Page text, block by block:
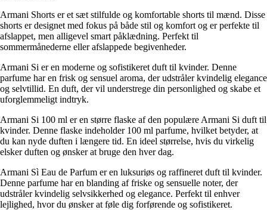
Armani Shorts er et sæt stilfulde og komfortable shorts til mænd. Disse
shorts er designet med fokus på både stil og komfort og er perfekte til
afslappet, men alligevel smart påklædning. Perfekt til
sommermånederne eller afslappede begivenheder.
Armani Si er en moderne og sofistikeret duft til kvinder. Denne
parfume har en frisk og sensuel aroma, der udstråler kvindelig elegance
og selvtillid. En duft, der vil understrege din personlighed og skabe et
uforglemmeligt indtryk.
Armani Si 100 ml er en større flaske af den populære Armani Si duft til
kvinder. Denne flaske indeholder 100 ml parfume, hvilket betyder, at
du kan nyde duften i længere tid. En ideel størrelse, hvis du virkelig
elsker duften og ønsker at bruge den hver dag.
Armani Sì Eau de Parfum er en luksuriøs og raffineret duft til kvinder.
Denne parfume har en blanding af friske og sensuelle noter, der
udstråler kvindelig selvsikkerhed og elegance. Perfekt til enhver
lejlighed, hvor du ønsker at føle dig forførende og sofistikeret.